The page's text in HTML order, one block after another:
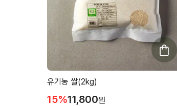
유기농 쌀(2kg)
15%11,800원